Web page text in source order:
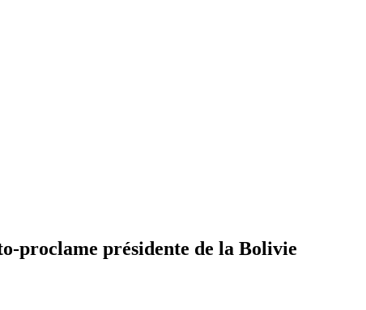
proclame présidente de la Bolivie